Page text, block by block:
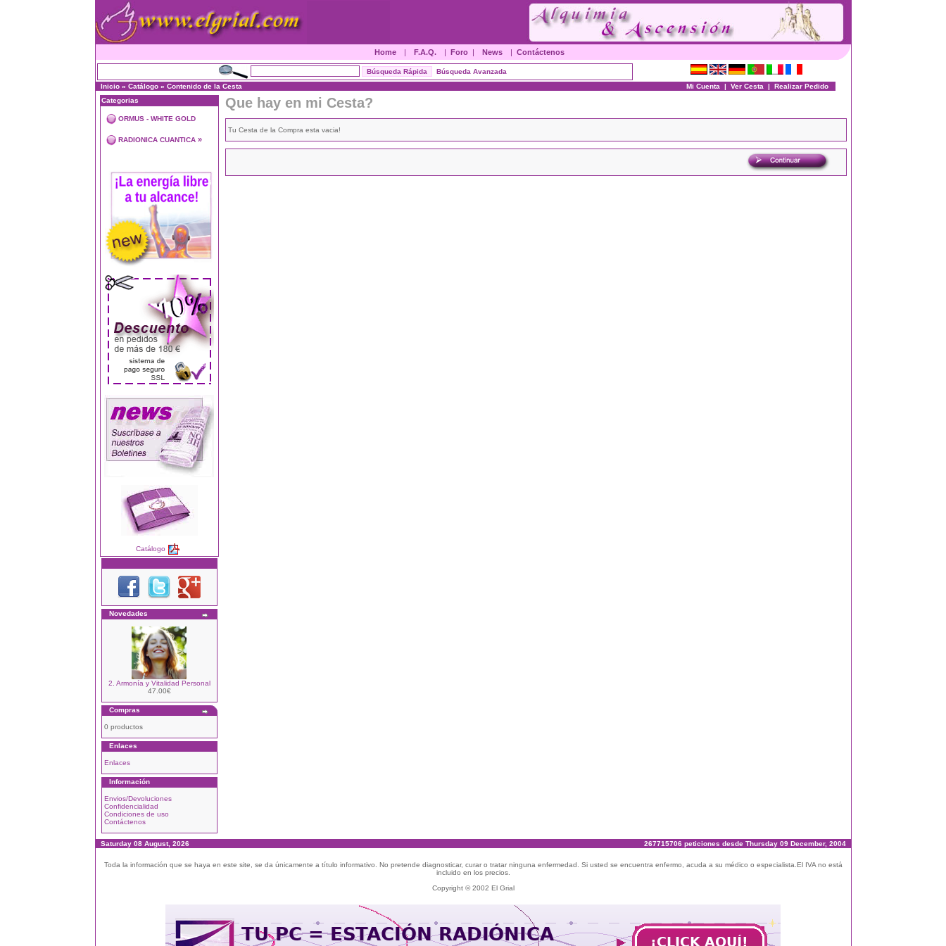
Home | F.A.Q. | Foro| News | Contáctenos
Búsqueda Avanzada
Inicio» Catálogo» Contenido de la Cesta Mi Cuenta | Ver Cesta | Realizar Pedido
Categorias
ORMUS - WHITE GOLD
RADIONICA CUANTICA»
Catálogo
Novedades
2. Armonía y Vitalidad Personal
47.00€
Compras
0 productos
Enlaces
Enlaces
Información
Envios/Devoluciones
Confidencialidad
Condiciones de uso
Contáctenos
Que hay en mi Cesta?
Tu Cesta de la Compra esta vacia!
Saturday 08 August, 2026 267715706 peticiones desde Thursday 09 December, 2004
Toda la información que se haya en este site, se da únicamente a título informativo. No pretende diagnosticar, curar o tratar ninguna enfermedad. Si usted se encuentra enfermo, acuda a su médico o especialista.El IVA no está
incluido en los precios.
Copyright © 2002 El Grial